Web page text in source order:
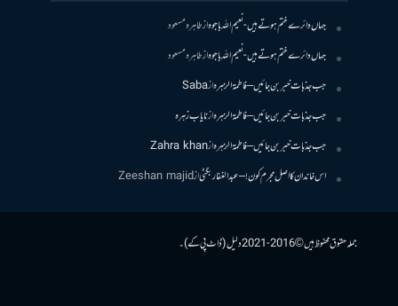
جہاں دائرے ختم ہوتے ہیں- نعیم اللہ باجوہازطاہرہ مسعود
جہاں دائرے ختم ہوتے ہیں- نعیم اللہ باجوہازطاہرہ مسعود
جب جذبات خبر بن جائیں – فاطمۃالزہرہازSaba
جب جذبات خبر بن جائیں – فاطمۃالزہرہازنایاب زہرہ
جب جذبات خبر بن جائیں – فاطمۃالزہرہازZahra khan
اس خاندان کا اصل مجرم کون! – عبدالغفار بگٹیازZeeshan majid
جملہ حقوق محفوظ ہیں © 2016-2021 دلیل (ڈاٹ پی کے)۔